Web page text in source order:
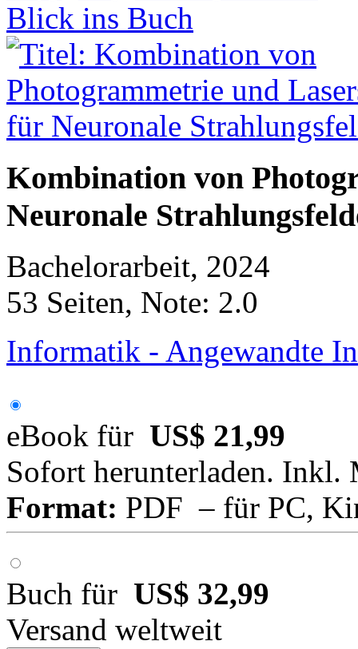
Blick ins Buch
Kombination von
Neuronale
Bachelorarbeit, 2024
53 Seiten, Note: 2.0
Informatik - Angewandte
eBook für US$ 21,99
Sofort herunterladen. Inkl.
Format: PDF – für PC,
Buch für US$ 32,99
Versand weltweit